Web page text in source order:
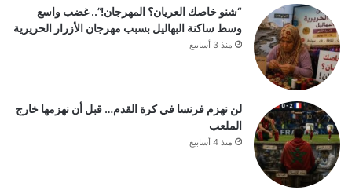
“شنو خاصك العريان؟ المهرجان!”.. غضب واسع
وسط ساكنة البهاليل بسبب مهرجان الأزرار الحريرية
منذ 3 أسابيع
لن نهزم فرنسا في كرة القدم… قبل أن نهزمها خارج
الملعب
منذ 4 أسابيع